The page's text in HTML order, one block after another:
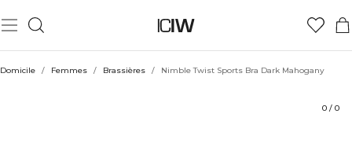
Domicile / Femmes / Brassières / Nimble Twist Sports Bra Dark Mahogany
0 / 0